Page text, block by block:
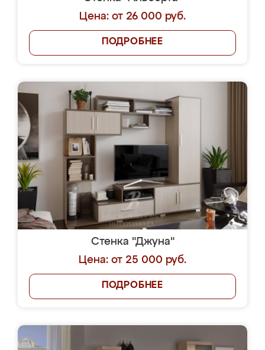
Цена: от 26 000 руб.
ПОДРОБНЕЕ
Стенка "Джуна"
Цена: от 25 000 руб.
ПОДРОБНЕЕ